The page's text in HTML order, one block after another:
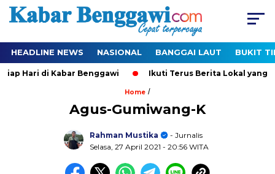
HEADLINE NEWS NASIONAL BANGGAI LAUT BUKIT
Hari di Kabar Benggawi Ikuti Terus Berita Lokal yang
Home /
Agus-Gumiwang-K
Rahman Mustika
- Jurnalis
Selasa, 27 April 2021 - 20:56 WITA